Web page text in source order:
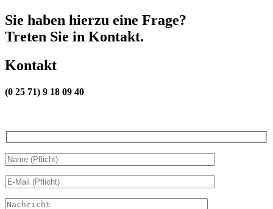
Sie haben hierzu eine Frage?
Treten Sie in Kontakt.
Kontakt
(0 25 71) 9 18 09 40